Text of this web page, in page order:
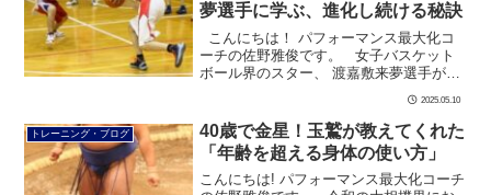
夢選手に学ぶ、進化し続ける秘訣
こんにちは！ パフォーマンス最大化コ
ーチの佐野雅俊です。 女子バスケット
ボール界のスター、 渡嘉敷来夢選手が、
2025.05.10
トレーニング・ブログ
40歳で金星！玉鷲が教えてくれた
「年齢を超える身体の使い方」
こんにちは! パフォーマンス最大化コーチ